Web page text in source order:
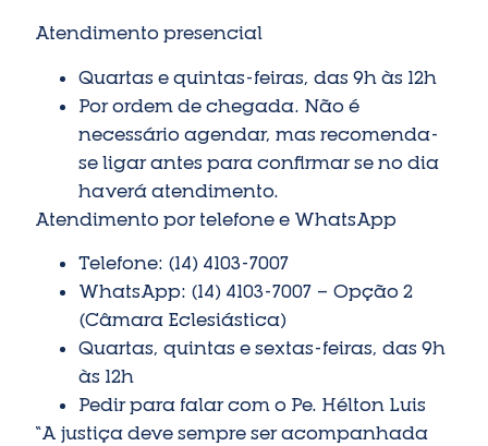
Atendimento presencial
Quartas e quintas-feiras, das 9h às 12h
Por ordem de chegada. Não é
necessário agendar, mas recomenda-
se ligar antes para confirmar se no dia
haverá atendimento.
Atendimento por telefone e WhatsApp
Telefone: (14) 4103-7007
WhatsApp: (14) 4103-7007 — Opção 2
(Câmara Eclesiástica)
Quartas, quintas e sextas-feiras, das 9h
às 12h
Pedir para falar com o Pe. Hélton Luis
“A justiça deve sempre ser acompanhada